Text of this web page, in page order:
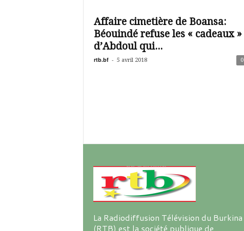
i
Affaire cimetière de Boansa:
Béouindé refuse les « cadeaux »
d’Abdoul qui...
rtb.bf - 5 avril 2018 0
La Radiodiffusion Télévision du Burkina
(RTB) est la société publique de